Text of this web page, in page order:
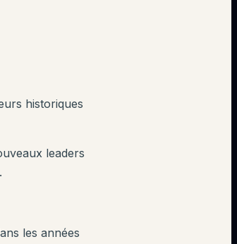
historiques
leaders
les années